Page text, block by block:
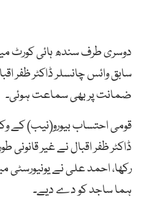
دوسری طرف سندھ ہائی کورٹ
سابق وائس چانسلر ڈاکٹر ظفر
ضمانت پر بھی سماعت ہوئی۔
قومی احتساب بیورو(نیب) کے
ڈاکٹر ظفر اقبال نے غیر قانونی
رکھا، احمد علی نے یونیورسٹی
ہما ساجد کو دے دیے۔